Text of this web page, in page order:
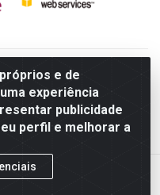
e de
experiência
publicidade
perfil e melhorar a
- Rod. Br-101 Sul, nº3700
24.150.377/0001-95
PE, PB e RN.